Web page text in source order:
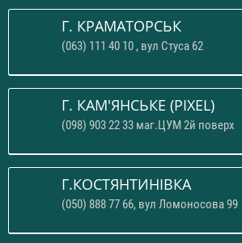
Г. КРАМАТОРСЬК
(063) 111 40 10 , вул Стуса 62
Г. КАМ'ЯНСЬКЕ (PIXEL)
(098) 903 22 33 маг.ЦУМ 2й поверх
Г.КОСТЯНТИНІВКА
(050) 888 77 66, вул Ломоносова 99